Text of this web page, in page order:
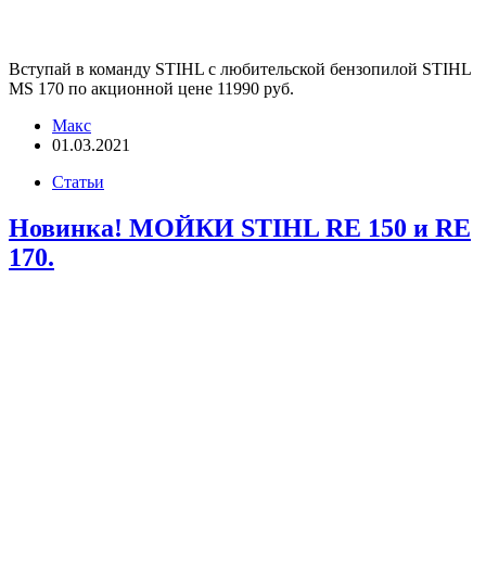
Вступай в команду STIHL с любительской бензопилой STIHL
MS 170 по акционной цене 11990 руб.
Макс
01.03.2021
Статьи
Новинка! МОЙКИ STIHL RE 150 и RE
170.